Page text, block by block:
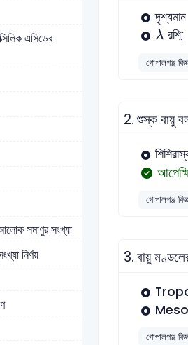
এসিডের
সমাণুর সংখ্যা
নির্ণয়
দৃশ্যমান
λ
λ রশ্মি
গোপালগঞ্জ
2.শুস্ক বায়ু
গোপালগঞ্জ
3.বায়ু
গোপালগঞ্জ